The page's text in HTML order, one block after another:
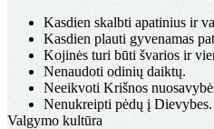
Kasdien skalbti apatinius ir
Kasdien plauti gyvenamas
Kojinės turi būti švarios ir
Nenaudoti odinių daiktų.
Neeikvoti Krišnos
Nenukreipti pėdų į Dievybes.
Valgymo kultūra